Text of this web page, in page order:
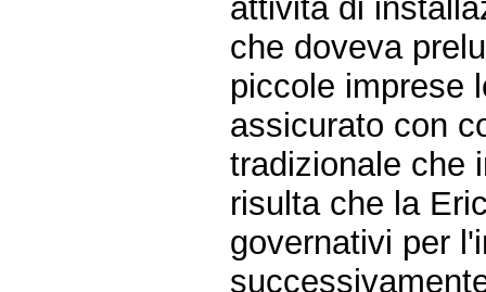
attività di
che doveva
piccole imprese
assicurato con
tradizionale che
risulta che la
governativi per